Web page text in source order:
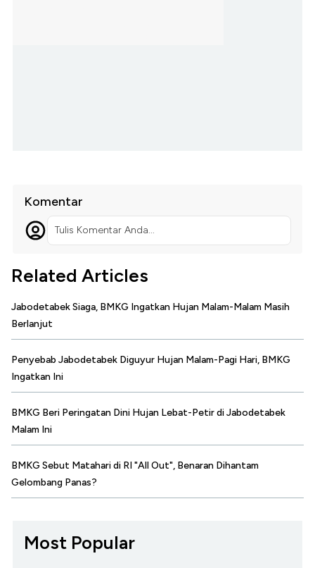
Komentar
Tulis Komentar Anda...
Related Articles
Jabodetabek Siaga, BMKG Ingatkan Hujan Malam-Malam Masih
Berlanjut
Penyebab Jabodetabek Diguyur Hujan Malam-Pagi Hari, BMKG
Ingatkan Ini
BMKG Beri Peringatan Dini Hujan Lebat-Petir di Jabodetabek
Malam Ini
BMKG Sebut Matahari di RI "All Out", Benaran Dihantam
Gelombang Panas?
Most Popular